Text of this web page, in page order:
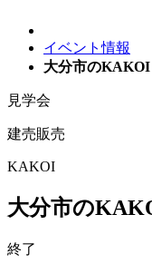
イベント情報
大分市の
見学会
建売販売
KAKOI
大分市の
終了